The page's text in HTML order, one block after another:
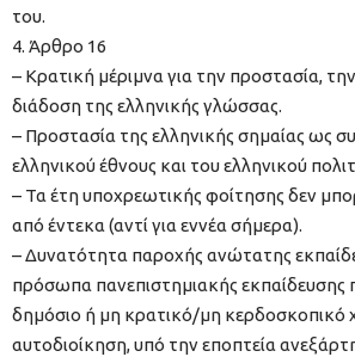
του.
4. Άρθρο 16
– Κρατική μέριμνα για την προστασία,
διάδοση της ελληνικής γλώσσας.
– Προστασία της ελληνικής σημαίας ως
ελληνικού έθνους και του ελληνικού
– Τα έτη υποχρεωτικής φοίτησης δεν
από έντεκα (αντί για εννέα σήμερα).
– Δυνατότητα παροχής ανώτατης
πρόσωπα πανεπιστημιακής εκπαίδευσης
δημόσιο ή μη κρατικό/μη κερδοσκοπικό
αυτοδιοίκηση, υπό την εποπτεία